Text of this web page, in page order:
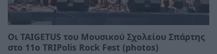
Οι TAIGETUS του Μουσικού Σχολείου Σπάρτης
στο 11ο TRIPolis Rock Fest (photos)